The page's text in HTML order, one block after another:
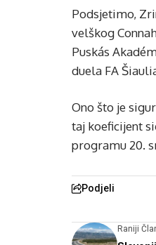
Podsjetimo,
velškog
Puskás
duela FA
Ono što je
taj koeficijent
programu 20.
Podjeli
Raniji